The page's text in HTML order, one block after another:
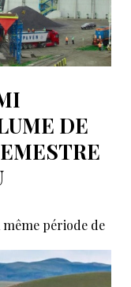
DE
période de